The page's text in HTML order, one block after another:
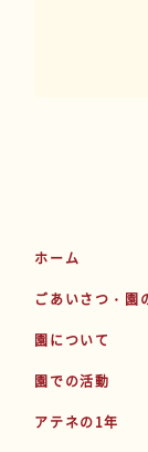
ホーム
ごあいさつ・園
園について
園での活動
アテネの1年